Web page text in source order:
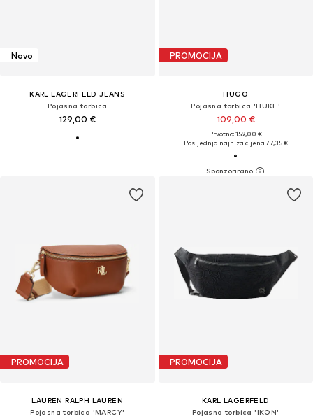
Novo
KARL LAGERFELD JEANS
Pojasna torbica
129,00 €
PROMOCIJA
HUGO
Pojasna torbica 'HUKE'
109,00 €
Prvotno: 159,00 €
Posljednja najniža cijena:77,35 €
PROMOCIJA
LAUREN RALPH LAUREN
Pojasna torbica 'MARCY'
PROMOCIJA
KARL LAGERFELD
Pojasna torbica 'IKON'